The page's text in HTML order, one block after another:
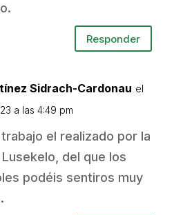
Responder
Sidrach-Cardonau el
a las 4:49 pm
el realizado por la
Lusekelo, del que los
podéis sentiros muy